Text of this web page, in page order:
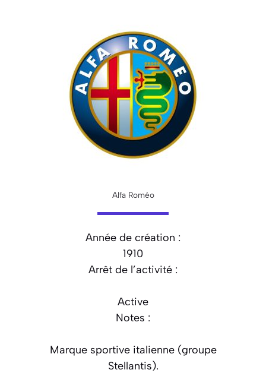
Alfa Roméo
Année de création :
1910
Arrêt de l’activité :
Active
Notes :
Marque sportive italienne (groupe
Stellantis).